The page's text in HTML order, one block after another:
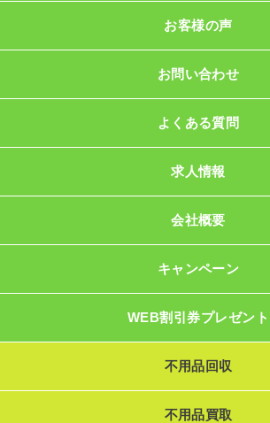
お客様の声
お問い合わせ
よくある質問
求人情報
会社概要
キャンペーン
WEB割引券プレゼント
不用品回収
不用品買取